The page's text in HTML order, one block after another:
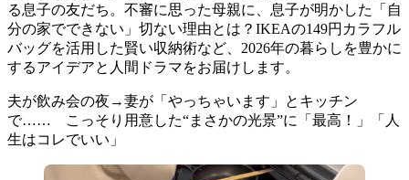
る息子の友だち。不審に思った母親に、息子が明かした「自
分の家でできない」切ない理由とは？IKEAの149円カラフル
バッグを活用した賢い収納術など、2026年の暮らしを豊かに
するアイデアと人間ドラマをお届けします。
夫が飲み会の夜→妻が「やっちゃいます」とキッチン
で…… こっそり用意した“まさかの光景”に「最高！」「人
生はコレでいい」